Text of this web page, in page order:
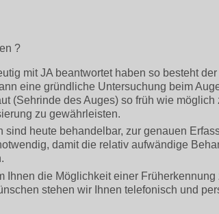
?
mit JA beantwortet haben so besteht
eine gründliche Untersuchung beim
(Sehrinde des Auges) so früh wie
zu gewährleisten.
heute behandelbar, zur genauen
damit die relativ aufwändige
Ihnen die Möglichkeit einer
stehen wir Ihnen telefonisch und